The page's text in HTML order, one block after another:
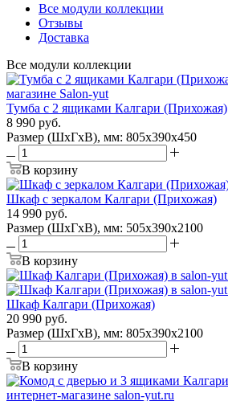
Все модули коллекции
Отзывы
Доставка
Все модули коллекции
Тумба с 2 ящиками Калгари (Прихожая)
8 990 руб.
Размер (ШхГхВ), мм: 805х390х450
В корзину
Шкаф с зеркалом Калгари (Прихожая)
14 990 руб.
Размер (ШхГхВ), мм: 505х390х2100
В корзину
Шкаф Калгари (Прихожая)
20 990 руб.
Размер (ШхГхВ), мм: 805х390х2100
В корзину